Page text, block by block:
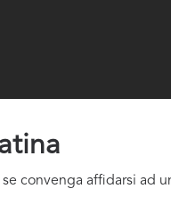
convenga affidarsi ad